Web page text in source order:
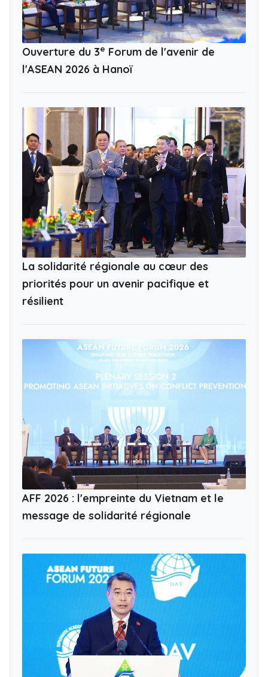
Ouverture du 3e Forum de l'avenir de
l'ASEAN 2026 à Hanoï
La solidarité régionale au cœur des
priorités pour un avenir pacifique et
résilient
AFF 2026 : l'empreinte du Vietnam et le
message de solidarité régionale